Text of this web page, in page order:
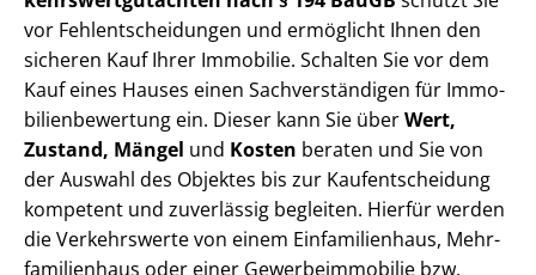
vor Fehl­ent­schei­dun­gen und ermöglicht Ihnen den
sicheren Kauf Ihrer Immobilie. Schalten Sie vor dem
Kauf eines Hauses einen Sach­ver­stän­di­gen für Im­mo­
bi­li­en­be­wer­tung ein. Dieser kann Sie überWert,
Zustand, Mängel und Kosten beraten und Sie von
der Auswahl des Objektes bis zur Kauf­ent­schei­dung
kompetent und zuverlässig begleiten. Hierfür werden
die Verkehrswerte von einem Einfamilienhaus, Mehr­
fa­mi­li­en­haus oder einer Ge­wer­be­im­mo­bi­lie bzw.